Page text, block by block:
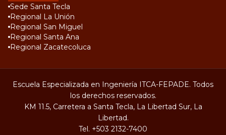
Sede Santa Tecla
Regional La Unión
Regional San Miguel
Regional Santa Ana
Regional Zacatecoluca
Escuela Especializada en Ingeniería ITCA-FEPADE. Todos
los derechos reservados.
KM 11.5, Carretera a Santa Tecla, La Libertad Sur, La
Libertad.
Tel. +503 2132-7400